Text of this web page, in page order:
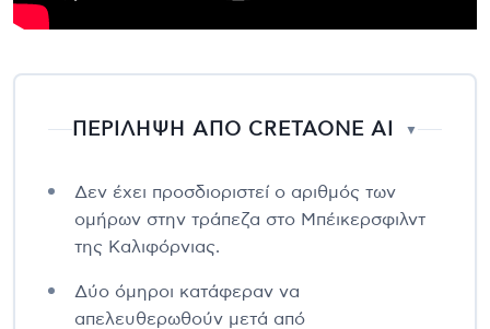
ΠΕΡΙΛΗΨΗ ΑΠΟ CRETAONE AI ▼
Δεν έχει προσδιοριστεί ο αριθμός των
ομήρων στην τράπεζα στο Μπέικερσφιλντ
της Καλιφόρνιας.
Δύο όμηροι κατάφεραν να
απελευθερωθούν μετά από